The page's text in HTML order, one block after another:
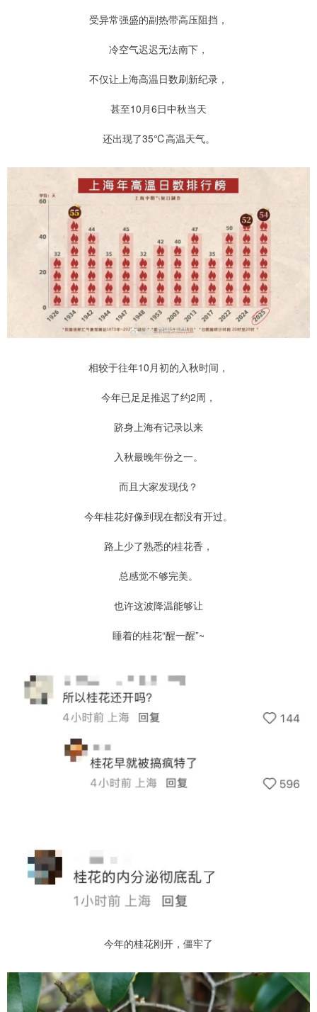
受异常强盛的副热带高压阻挡，
冷空气迟迟无法南下，
不仅让上海高温日数刷新纪录，
甚至10月6日中秋当天
还出现了35℃高温天气。
相较于往年10月初的入秋时间，
今年已足足推迟了约2周，
跻身上海有记录以来
入秋最晚年份之一。
而且大家发现伐？
今年桂花好像到现在都没有开过。
路上少了熟悉的桂花香，
总感觉不够完美。
也许这波降温能够让
睡着的桂花“醒一醒”~
今年的桂花刚开，僵牢了